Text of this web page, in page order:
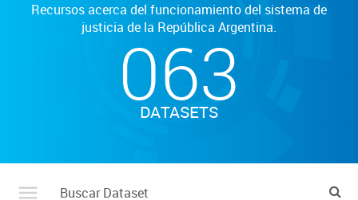
Recursos acerca del funcionamiento del sistema de
justicia de la República Argentina.
063
DATASETS